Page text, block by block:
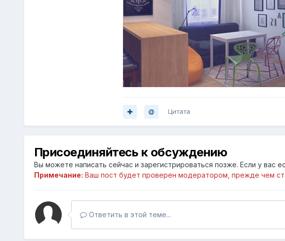
Цитата
Присоединяйтесь к обсуждению
Вы можете написать сейчас и зарегистрироваться позже. Если у вас
Примечание: Ваш пост будет проверен модератором, прежде чем
Ответить в этой теме...